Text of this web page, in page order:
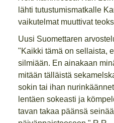
lähti tutustumismatkalle
vaikutelmat muuttivat
Uusi Suomettaren
"Kaikki tämä on sellaista,
silmiään. En ainakaan
mitään tälläistä
sokin tai ihan
lentäen sokeasti ja
tavan takaa päänsä